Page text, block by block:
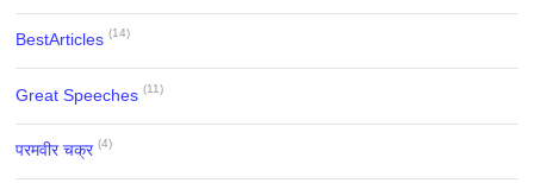
BestArticles (14)
Great Speeches (11)
परमवीर चक्र (4)